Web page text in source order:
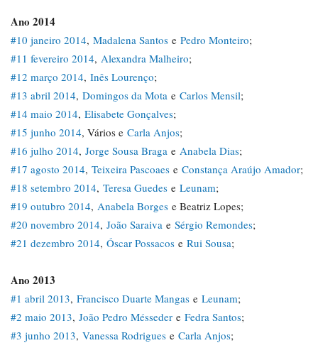
Ano 2014
#10 janeiro 2014, Madalena Santos e Pedro Monteiro;
#11 fevereiro 2014, Alexandra Malheiro;
#12 março 2014, Inês Lourenço;
#13 abril 2014, Domingos da Mota e Carlos Mensil;
#14 maio 2014, Elisabete Gonçalves;
#15 junho 2014, Vários e Carla Anjos;
#16 julho 2014, Jorge Sousa Braga e Anabela Dias;
#17 agosto 2014, Teixeira Pascoaes e Constança Araújo Amador;
#18 setembro 2014, Teresa Guedes e Leunam;
#19 outubro 2014, Anabela Borges e Beatriz Lopes;
#20 novembro 2014, João Saraiva e Sérgio Remondes;
#21 dezembro 2014, Óscar Possacos e Rui Sousa;
Ano 2013
#1 abril 2013, Francisco Duarte Mangas e Leunam;
#2 maio 2013, João Pedro Mésseder e Fedra Santos;
#3 junho 2013, Vanessa Rodrigues e Carla Anjos;